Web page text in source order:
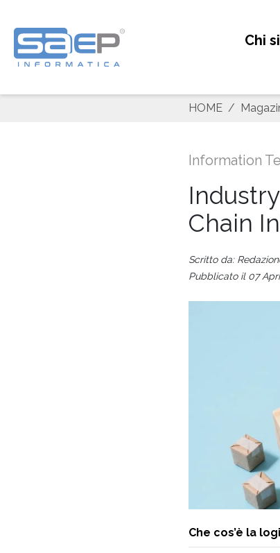
Chi
HOME
Information
Chain
Scritto da:
Pubblicato il 07
Che cos’è la